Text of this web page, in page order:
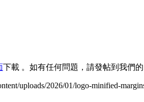
下載 。如有任何問題，請發帖到我們的
uploads/2026/01/logo-minified-